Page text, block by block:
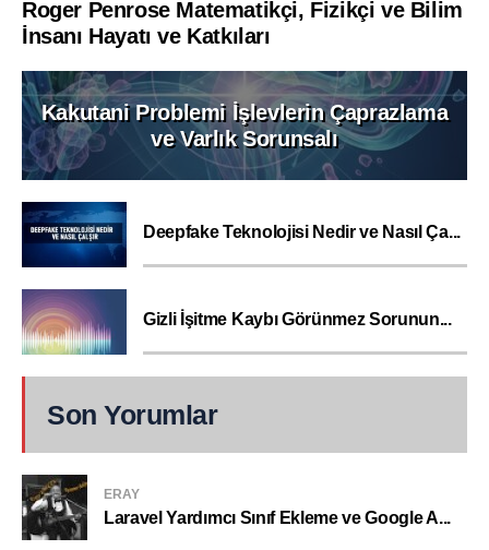
Roger Penrose Matematikçi, Fizikçi ve Bilim
İnsanı Hayatı ve Katkıları
Kakutani Problemi İşlevlerin Çaprazlama
ve Varlık Sorunsalı
Deepfake Teknolojisi Nedir ve Nasıl Ça...
Gizli İşitme Kaybı Görünmez Sorunun...
Son Yorumlar
ERAY
Laravel Yardımcı Sınıf Ekleme ve Google A...